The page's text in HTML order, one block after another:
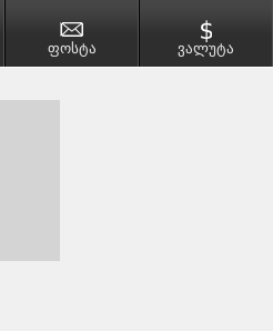
ფოსტა ვალუტა